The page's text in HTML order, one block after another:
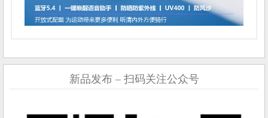
新品发布 – 扫码关注公众号